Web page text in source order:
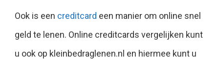
Ook is een creditcard een manier om online snel
geld te lenen. Online creditcards vergelijken kunt
u ook op kleinbedraglenen.nl en hiermee kunt u